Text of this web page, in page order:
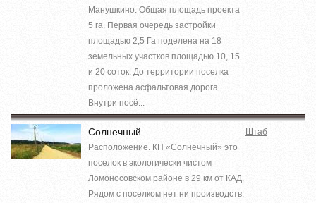
Манушкино. Общая площадь проекта
5 га. Первая очередь застройки
площадью 2,5 Га поделена на 18
земельных участков площадью 10, 15
и 20 соток. До территории поселка
проложена асфальтовая дорога.
Внутри посё...
Солнечный
Расположение. КП «Солнечный» это
поселок в экологически чистом
Ломоносовском районе в 29 км от КАД.
Рядом с поселком нет ни производств,
Штаб